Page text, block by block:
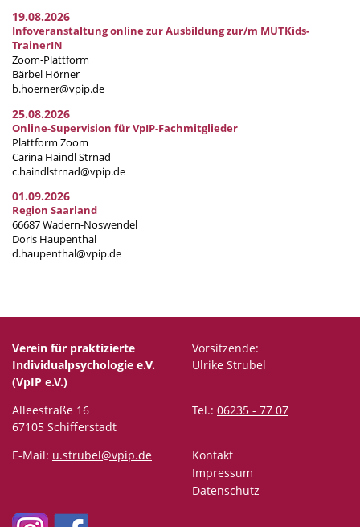
19.08.2026
Infoveranstaltung online zur Ausbildung zur/m MUTKids-
TrainerIN
Zoom-Plattform
Bärbel Hörner
b.hoerner@vpip.de
25.08.2026
Online-Supervision für VpIP-Fachmitglieder
Plattform Zoom
Carina Haindl Strnad
c.haindlstrnad@vpip.de
01.09.2026
Region Saarland
66687 Wadern-Noswendel
Doris Haupenthal
d.haupenthal@vpip.de
Verein für praktizierte
Individualpsychologie e.V.
(VpIP e.V.)
Vorsitzende:
Ulrike Strubel
Alleestraße 16
67105 Schifferstadt
Tel.: 06235 - 77 07
E-Mail: u.strubel@vpip.de
Kontakt
Impressum
Datenschutz